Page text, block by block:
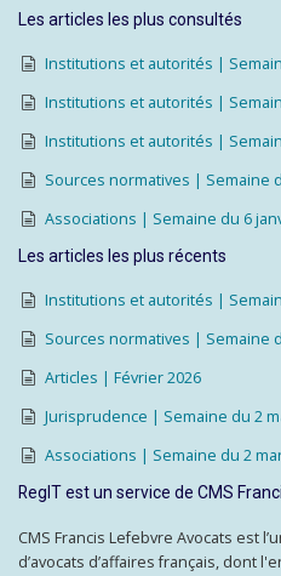
Les articles les plus consultés
Institutions et autorités |
Institutions et autorités |
Institutions et autorités |
Sources normatives | Semaine
Associations | Semaine du 6
Les articles les plus récents
Institutions et autorités |
Sources normatives | Semaine
Articles | Février 2026
Jurisprudence | Semaine du 2
Associations | Semaine du 2
RegIT est un service de CMS
CMS Francis Lefebvre Avocats est
d’avocats d’affaires français, dont